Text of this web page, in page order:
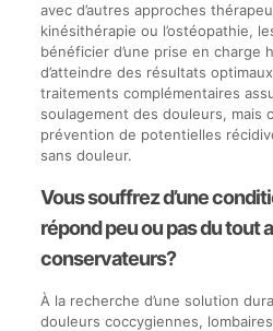
avec d’autres approches
kinésithérapie ou l’ostéopathie,
bénéficier d’une prise en charge
d’atteindre des résultats
traitements complémentaires
soulagement des douleurs, mais
prévention de potentielles
sans douleur.
Vous souffrez d’une
répond peu ou pas du tout
conservateurs?
À la recherche d’une solution
douleurs coccygiennes,